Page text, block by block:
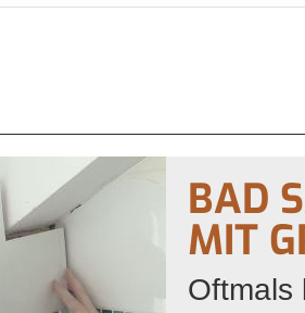
BAD
MIT
Oftmals